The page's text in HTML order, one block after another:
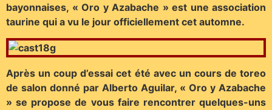
bayonnaises, « Oro y Azabache » est une association
taurine qui a vu le jour officiellement cet automne.
Après un coup d’essai cet été avec un cours de toreo
de salon donné par Alberto Aguilar, « Oro y Azabache
» se propose de vous faire rencontrer quelques-uns